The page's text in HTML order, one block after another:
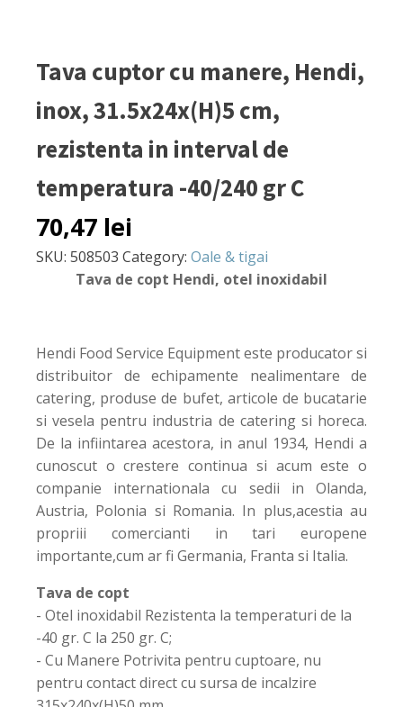
Tava cuptor cu manere, Hendi,
inox, 31.5x24x(H)5 cm,
rezistenta in interval de
temperatura -40/240 gr C
70,47 lei
SKU: 508503 Category: Oale & tigai
Tava de copt Hendi, otel inoxidabil
Hendi Food Service Equipment este producator si
distribuitor de echipamente nealimentare de
catering, produse de bufet, articole de bucatarie
si vesela pentru industria de catering si horeca.
De la infiintarea acestora, in anul 1934, Hendi a
cunoscut o crestere continua si acum este o
companie internationala cu sedii in Olanda,
Austria, Polonia si Romania. In plus,acestia au
propriii comercianti in tari europene
importante,cum ar fi Germania, Franta si Italia.
Tava de copt
- Otel inoxidabil Rezistenta la temperaturi de la
-40 gr. C la 250 gr. C;
- Cu Manere Potrivita pentru cuptoare, nu
pentru contact direct cu sursa de incalzire